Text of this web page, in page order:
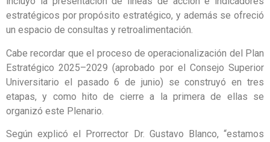
estratégicos por propósito estratégico, y además se ofreció
un espacio de consultas y retroalimentación.
Cabe recordar que el proceso de operacionalización del Plan
Estratégico 2025–2029 (aprobado por el Consejo Superior
Universitario el pasado 6 de junio) se construyó en tres
etapas, y como hito de cierre a la primera de ellas se
organizó este Plenario.
Según explicó el Prorrector Dr. Gustavo Blanco, “estamos